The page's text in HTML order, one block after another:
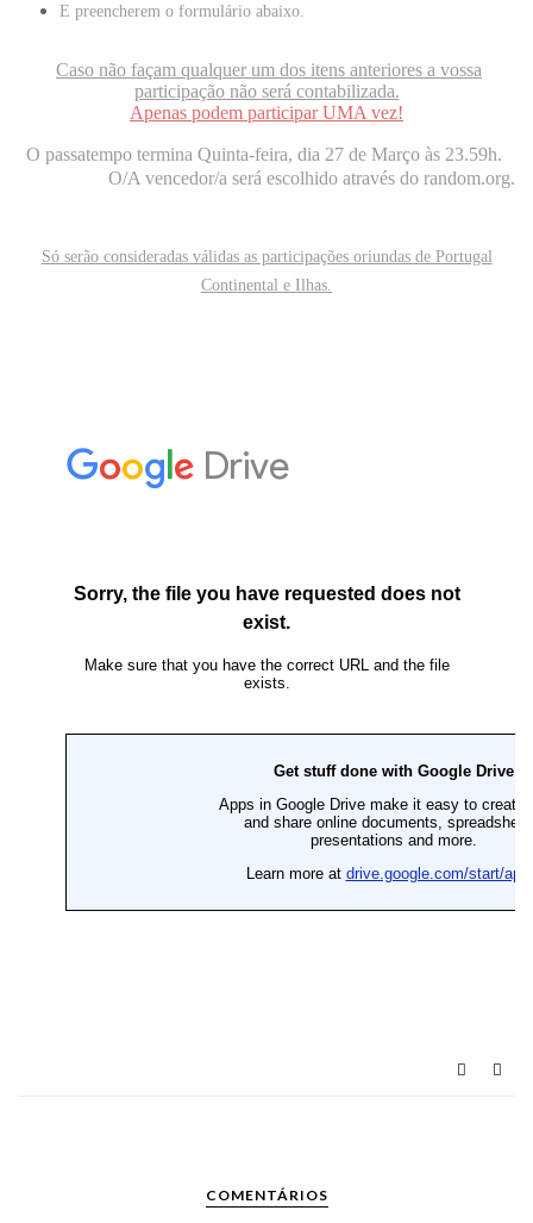
E preencherem o formulário abaixo.
Caso não façam qualquer um dos itens anteriores a vossa
participação não será contabilizada.
Apenas podem participar UMA vez!
O passatempo termina Quinta-feira, dia 27 de Março às 23.59h.
O/A vencedor/a será escolhido através do random.org.
Só serão consideradas válidas as participações oriundas de Portugal
Continental e Ilhas.
COMENTÁRIOS